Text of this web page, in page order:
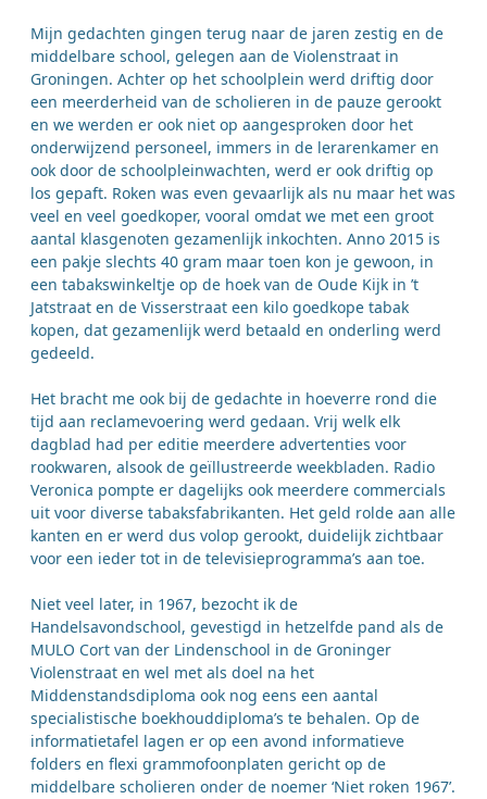
Mijn gedachten gingen terug naar de jaren zestig en de
middelbare school, gelegen aan de Violenstraat in
Groningen. Achter op het schoolplein werd driftig door
een meerderheid van de scholieren in de pauze gerookt
en we werden er ook niet op aangesproken door het
onderwijzend personeel, immers in de lerarenkamer en
ook door de schoolpleinwachten, werd er ook driftig op
los gepaft. Roken was even gevaarlijk als nu maar het was
veel en veel goedkoper, vooral omdat we met een groot
aantal klasgenoten gezamenlijk inkochten. Anno 2015 is
een pakje slechts 40 gram maar toen kon je gewoon, in
een tabakswinkeltje op de hoek van de Oude Kijk in ’t
Jatstraat en de Visserstraat een kilo goedkope tabak
kopen, dat gezamenlijk werd betaald en onderling werd
gedeeld.
Het bracht me ook bij de gedachte in hoeverre rond die
tijd aan reclamevoering werd gedaan. Vrij welk elk
dagblad had per editie meerdere advertenties voor
rookwaren, alsook de geïllustreerde weekbladen. Radio
Veronica pompte er dagelijks ook meerdere commercials
uit voor diverse tabaksfabrikanten. Het geld rolde aan alle
kanten en er werd dus volop gerookt, duidelijk zichtbaar
voor een ieder tot in de televisieprogramma’s aan toe.
Niet veel later, in 1967, bezocht ik de
Handelsavondschool, gevestigd in hetzelfde pand als de
MULO Cort van der Lindenschool in de Groninger
Violenstraat en wel met als doel na het
Middenstandsdiploma ook nog eens een aantal
specialistische boekhouddiploma’s te behalen. Op de
informatietafel lagen er op een avond informatieve
folders en flexi grammofoonplaten gericht op de
middelbare scholieren onder de noemer ‘Niet roken 1967’.